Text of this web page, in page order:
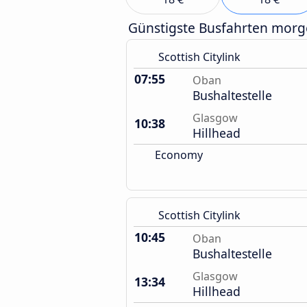
Günstigste Busfahrten
Scottish Citylink
07:55 Oban
Bushaltestelle
10:38
Glasgow
Hillhead
Economy
Scottish Citylink
10:45 Oban
Bushaltestelle
13:34
Glasgow
Hillhead